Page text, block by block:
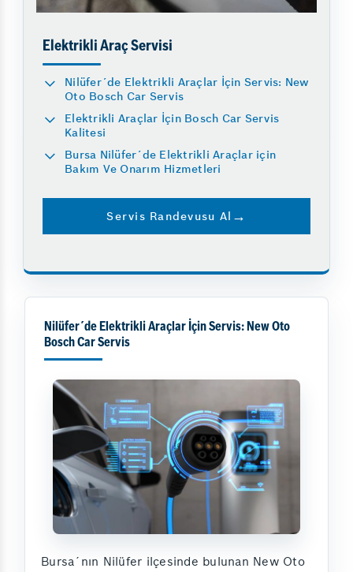
Elektrikli Araç Servisi
Nilüfer´de Elektrikli Araçlar İçin Servis: New
Oto Bosch Car Servis
Elektrikli Araçlar İçin Bosch Car Servis
Kalitesi
Bursa Nilüfer´de Elektrikli Araçlar için
Bakım Ve Onarım Hizmetleri
Servis Randevusu Al
Nilüfer´de Elektrikli Araçlar İçin Servis: New Oto
Bosch Car Servis
Bursa´nın Nilüfer ilçesinde bulunan New Oto